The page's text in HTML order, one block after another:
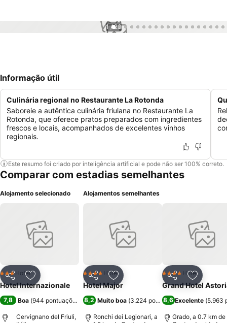
1 / 23
Informação útil
Culinária regional no Restaurante La Rotonda
Saboreie a autêntica culinária friulana no Restaurante La
Rotonda, que oferece pratos preparados com ingredientes
frescos e locais, acompanhados de excelentes vinhos
regionais.
Este resumo foi criado por inteligência artificial e pode não ser 100% correto.
Comparar com estadias semelhantes
Alojamento selecionado
PartilharAdicionar aos favoritos
3 Estrelas
Hotel
Hotel Internazionale
7,8 Boa (944 pontuações
Cervignano del Friuli,
Alojamentos semelhantes
PartilharAdicionar aos favoritos
4 EstrelasHotel
Hotel Major
8,2 Muito boa (3.224 pontuações)
Ronchi dei Legionari, a
Partilhar
4 EstrelasHotel
Grand Hotel
8,6 Excelente (5.963
Grado, a 0.7 km de